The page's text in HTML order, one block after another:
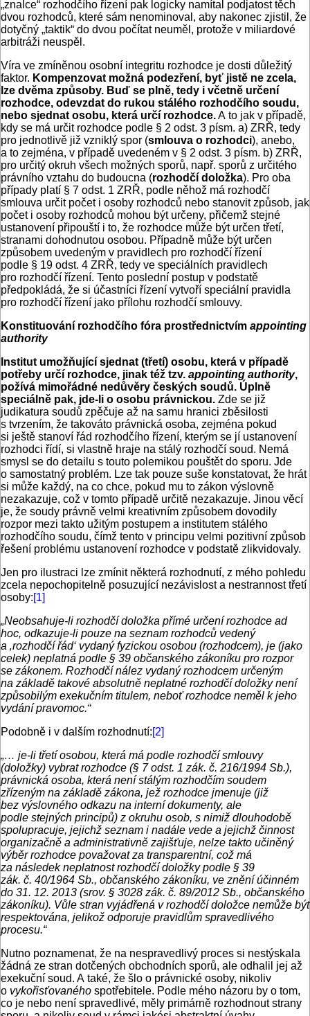
„znalce“ rozhodčího řízení pak logicky namítal podjatost těch
dvou rozhodců, které sám nenominoval, aby nakonec zjistil, že
dotyčný „taktik“ do dvou počítat neuměl, protože v miliardové
arbitráži neuspěl.
Víra ve zmíněnou osobní integritu rozhodce je dosti důležitý
faktor. Kompenzovat možná podezření, byť jistě ne zcela,
lze dvěma způsoby. Buď se plně, tedy i včetně určení
rozhodce, odevzdat do rukou stálého rozhodčího soudu,
nebo sjednat osobu, která určí rozhodce.A to jak v případě,
kdy se má určit rozhodce podle § 2 odst. 3 písm. a) ZRŘ, tedy
pro jednotlivě již vzniklý spor (smlouva o rozhodci), anebo,
a to zejména, v případě uvedeném v § 2 odst. 3 písm. b) ZRŘ,
pro určitý okruh všech možných sporů, např. sporů z určitého
právního vztahu do budoucna (rozhodčí doložka). Pro oba
případy platí § 7 odst. 1 ZRŘ, podle něhož má rozhodčí
smlouva určit počet i osoby rozhodců nebo stanovit způsob, jak
počet i osoby rozhodců mohou být určeny, přičemž stejné
ustanovení připouští i to, že rozhodce může být určen třetí,
stranami dohodnutou osobou. Případně může být určen
způsobem uvedeným v pravidlech pro rozhodčí řízení
podle § 19 odst. 4 ZRŘ, tedy ve speciálních pravidlech
pro rozhodčí řízení. Tento poslední postup v podstatě
předpokládá, že si účastníci řízení vytvoří speciální pravidla
pro rozhodčí řízení jako přílohu rozhodčí smlouvy.
Konstituování rozhodčího fóra prostřednictvím appointing
authority
Institut umožňující sjednat (třetí) osobu, která v případě
potřeby určí rozhodce, jinak též tzv. appointing authority,
požívá mimořádné nedůvěry českých soudů. Úplně
speciálně pak, jde-li o osobu právnickou. Zde se již
judikatura soudů zpěčuje až na samu hranici zběsilosti
s tvrzením, že takováto právnická osoba, zejména pokud
si ještě stanoví řád rozhodčího řízení, kterým se jí ustanovení
rozhodci řídí, si vlastně hraje na stálý rozhodčí soud. Nemá
smysl se do detailu s touto polemikou pouštět do sporu. Jde
o samostatný problém. Lze tak pouze suše konstatovat, že hrát
si může každý, na co chce, pokud mu to zákon výslovně
nezakazuje, což v tomto případě určitě nezakazuje. Jinou věcí
je, že soudy právně velmi kreativním způsobem dovodily
rozpor mezi takto užitým postupem a institutem stálého
rozhodčího soudu, čímž tento v principu velmi pozitivní způsob
řešení problému ustanovení rozhodce v podstatě zlikvidovaly.
Jen pro ilustraci lze zmínit některá rozhodnutí, z mého pohledu
zcela nepochopitelně posuzující nezávislost a nestrannost třetí
osoby:[1]
„Neobsahuje-li rozhodčí doložka přímé určení rozhodce ad
hoc, odkazuje-li pouze na seznam rozhodců vedený
a ‚rozhodčí řád‘ vydaný fyzickou osobou (rozhodcem), je (jako
celek) neplatná podle § 39 občanského zákoníku pro rozpor
se zákonem. Rozhodčí nález vydaný rozhodcem určeným
na základě takové absolutně neplatné rozhodčí doložky není
způsobilým exekučním titulem, neboť rozhodce neměl k jeho
vydání pravomoc.“
Podobně i v dalším rozhodnutí:[2]
„… je-li třetí osobou, která má podle rozhodčí smlouvy
(doložky) vybrat rozhodce (§ 7 odst. 1 zák. č. 216/1994 Sb.),
právnická osoba, která není stálým rozhodčím soudem
zřízeným na základě zákona, jež rozhodce jmenuje (již
bez výslovného odkazu na interní dokumenty, ale
podle stejných principů) z okruhu osob, s nimiž dlouhodobě
spolupracuje, jejichž seznam i nadále vede a jejichž činnost
organizačně a administrativně zajišťuje, nelze takto učiněný
výběr rozhodce považovat za transparentní, což má
za následek neplatnost rozhodčí doložky podle § 39
zák. č. 40/1964 Sb., občanského zákoníku, ve znění účinném
do 31. 12. 2013 (srov. § 3028 zák. č. 89/2012 Sb., občanského
zákoníku). Vůle stran vyjádřená v rozhodčí doložce nemůže být
respektována, jelikož odporuje pravidlům spravedlivého
procesu.“
Nutno poznamenat, že na nespravedlivý proces si nestýskala
žádná ze stran dotčených obchodních sporů, ale odhalil jej až
exekuční soud. A také, že šlo o právnické osoby, nikoliv
o vykořisťovaného spotřebitele. Podle mého názoru by o tom,
co je nebo není spravedlivé, měly primárně rozhodnout strany